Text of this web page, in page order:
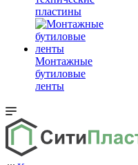
пластины
Монтажные
бутиловые
ленты